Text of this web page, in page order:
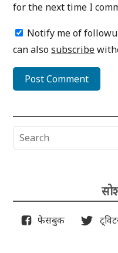
for the next time I
Notify me of
can alsosubscribe
फेसबुक